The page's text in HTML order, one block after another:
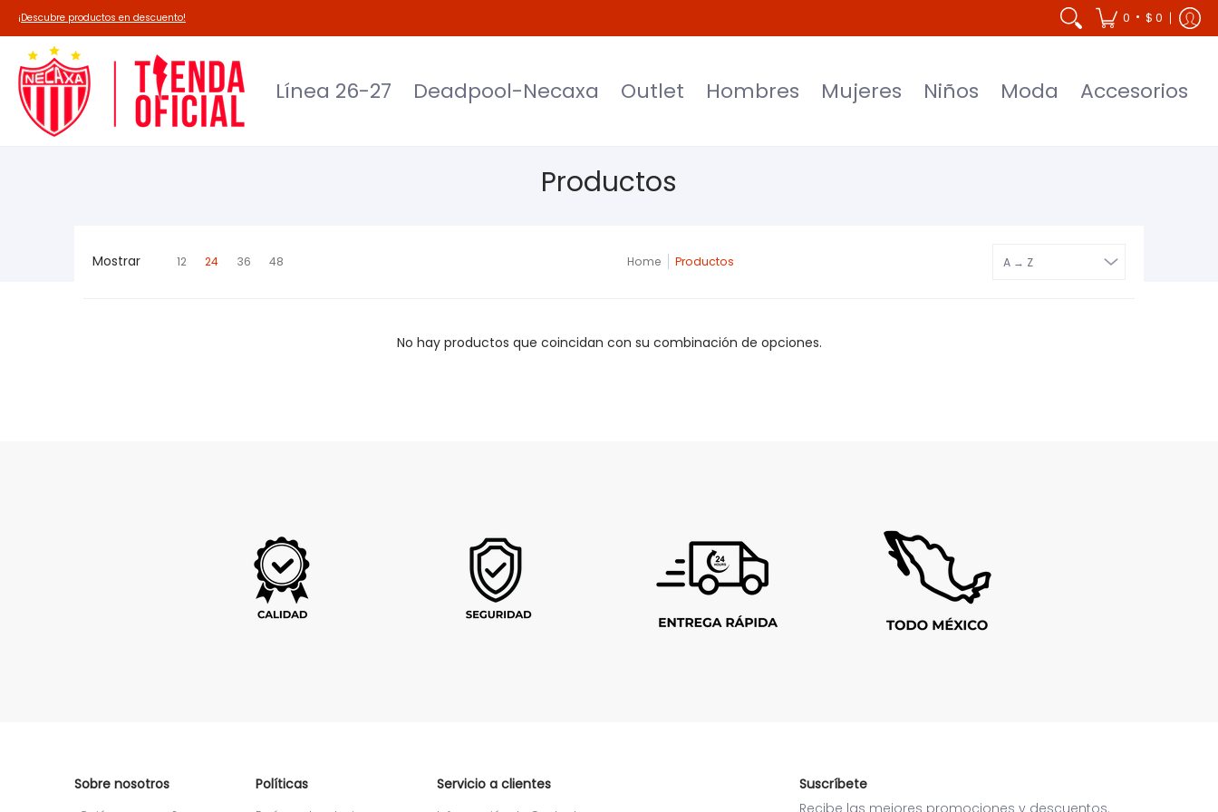
Línea 26-27 Deadpool-Necaxa
¡Descubre productos en descuento! 0 • $ 0
Línea 26-27 Deadpool-Necaxa Outlet Hombres Mujeres Niños Moda Accesorios
Productos
Mostrar 12 24 36 48 Home Productos
No hay productos que coincidan con su combinación de opciones.
Sobre nosotros Políticas Servicio a clientes
Suscríbete
Recibe las mejores promociones y descuentos.